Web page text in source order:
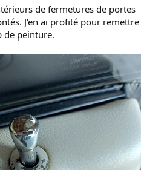
de fermetures de portes
J'en ai profité pour remettre
de peinture.